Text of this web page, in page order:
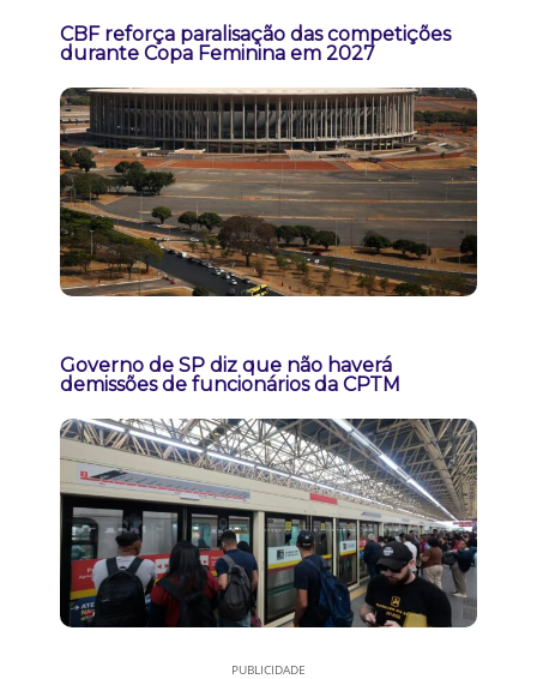
CBF reforça paralisação das competições
durante Copa Feminina em 2027
Governo de SP diz que não haverá
demissões de funcionários da CPTM
PUBLICIDADE